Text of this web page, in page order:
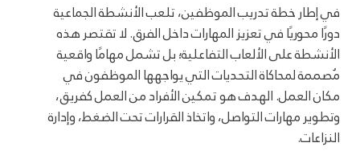
في إطار خطة تدريب الموظفين، تلعب الأنشطة الجماعية
دورًا محوريًا في تعزيز المهارات داخل الفرق. لا تقتصر هذه
الأنشطة على الألعاب التفاعلية؛ بل تشمل مهامًا واقعية
مُصممة لمحاكاة التحديات التي يواجهها الموظفون في
مكان العمل. الهدف هو تمكين الأفراد من العمل كفريق،
وتطوير مهارات التواصل، واتخاذ القرارات تحت الضغط، وإدارة
النزاعات.